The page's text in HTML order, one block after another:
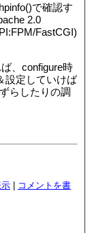
で確認す
2.0
FastCGI)
、configure時
設定していけば
らしたりの調
| コメントを書